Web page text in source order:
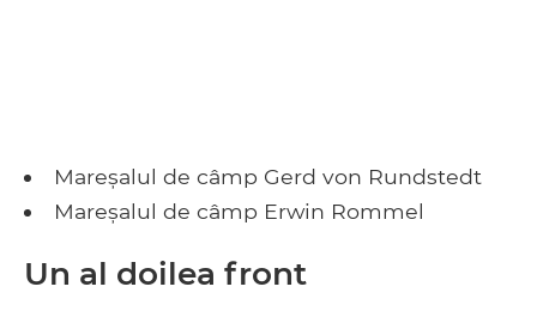
Mareșalul de câmp Gerd von Rundstedt
Mareșalul de câmp Erwin Rommel
Un al doilea front